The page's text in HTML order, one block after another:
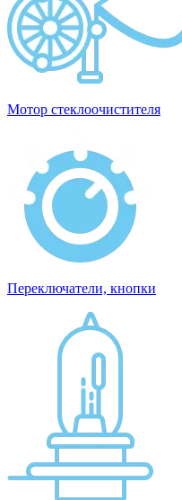
Мотор стеклоочистителя
Переключатели, кнопки